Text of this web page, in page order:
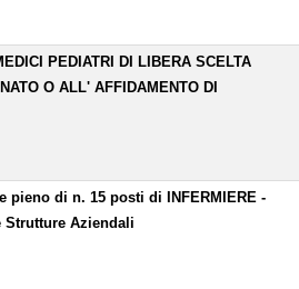
PEDIATRI DI LIBERA SCELTA
O ALL' AFFIDAMENTO DI
pieno di n. 15 posti di INFERMIERE -
Strutture Aziendali